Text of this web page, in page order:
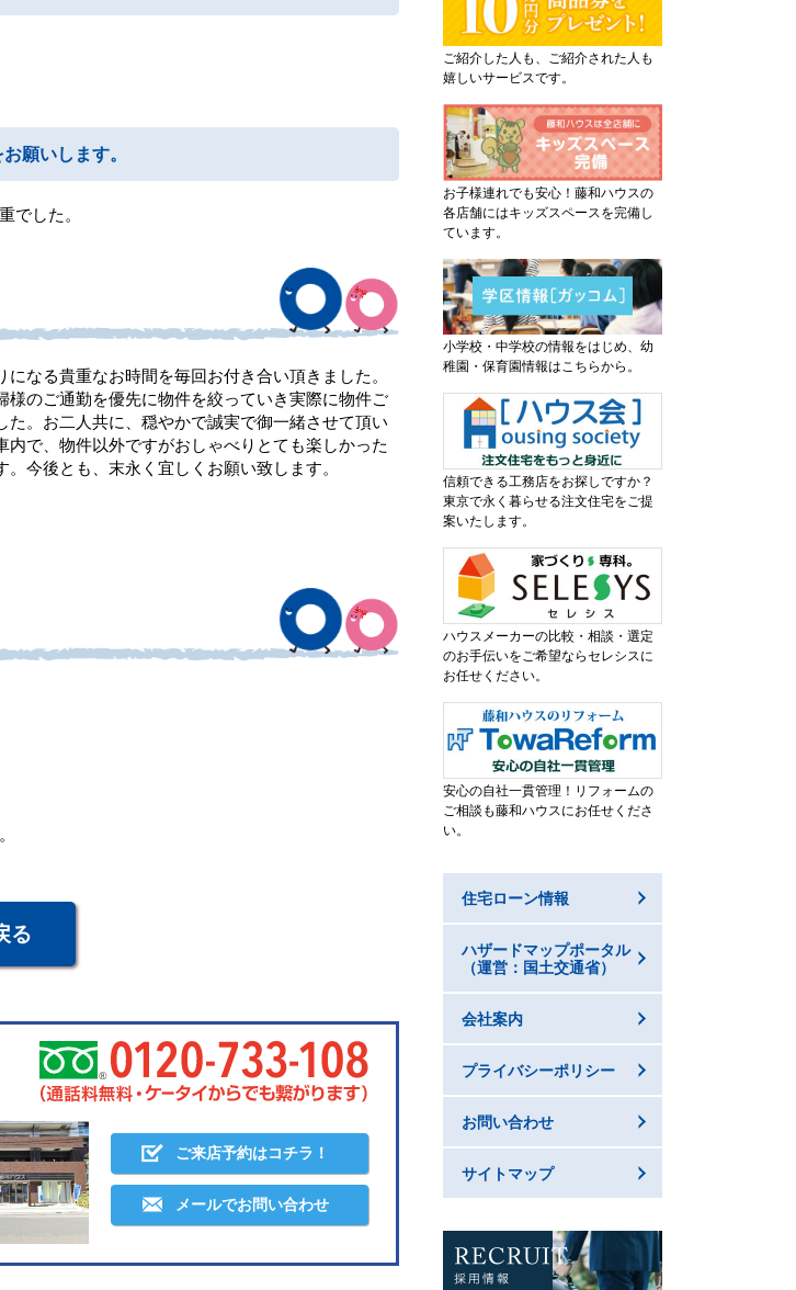
願いします。
でした。
なる貴重なお時間を毎回お付き合い頂きました。
様のご通勤を優先に物件を絞っていき実際に物件ご
た。お二人共に、穏やかで誠実で御一緒させて頂い
で、物件以外ですがおしゃべりとても楽しかった
今後とも、末永く宜しくお願い致します。
る
ご来店予約はコチラ！
メールでお問い合わせ
ご紹介した人も、ご紹介された人も
嬉しいサービスです。
お子様連れでも安心！藤和ハウスの
各店舗にはキッズスペースを完備し
ています。
小学校・中学校の情報をはじめ、幼
稚園・保育園情報はこちらから。
信頼できる工務店をお探しですか？
東京で永く暮らせる注文住宅をご提
案いたします。
ハウスメーカーの比較・相談・選定
のお手伝いをご希望ならセレシスに
お任せください。
安心の自社一貫管理！リフォームの
ご相談も藤和ハウスにお任せくださ
い。
住宅ローン情報
ハザードマップポータル
（運営：国土交通省）
会社案内
プライバシーポリシー
お問い合わせ
サイトマップ